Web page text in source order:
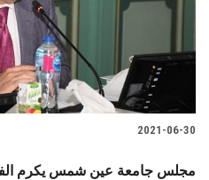
2021-06-30
مجلس جامعة عين شمس يكرم